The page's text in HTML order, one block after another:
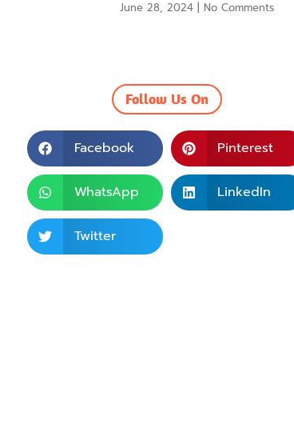
June 28, 2024 No Comments
Follow Us On
Facebook Pinterest
WhatsApp LinkedIn
Twitter